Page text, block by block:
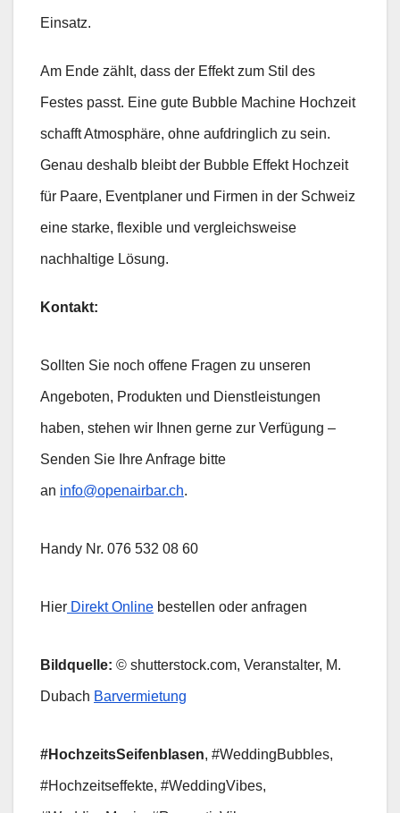
Einsatz.
Am Ende zählt, dass der Effekt zum Stil des
Festes passt. Eine gute Bubble Machine Hochzeit
schafft Atmosphäre, ohne aufdringlich zu sein.
Genau deshalb bleibt der Bubble Effekt Hochzeit
für Paare, Eventplaner und Firmen in der Schweiz
eine starke, flexible und vergleichsweise
nachhaltige Lösung.
Kontakt:
Sollten Sie noch offene Fragen zu unseren
Angeboten, Produkten und Dienstleistungen
haben, stehen wir Ihnen gerne zur Verfügung –
Senden Sie Ihre Anfrage bitte
an info@openairbar.ch.
Handy Nr. 076 532 08 60
Hier Direkt Online bestellen oder anfragen
Bildquelle: © shutterstock.com, Veranstalter, M.
Dubach Barvermietung
#HochzeitsSeifenblasen, #WeddingBubbles,
#Hochzeitseffekte, #WeddingVibes,